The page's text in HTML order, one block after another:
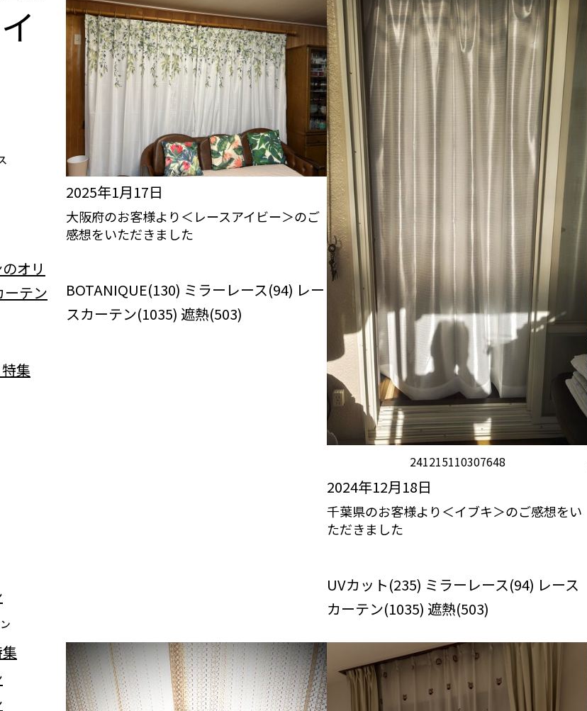
2025年1月17日
大阪府のお客様より＜レースアイビー＞のご
感想をいただきました
BOTANIQUE(130) ミラーレース(94) レー
スカーテン(1035) 遮熱(503)
241215110307648
2024年12月18日
千葉県のお客様より＜イブキ＞のご感想をい
ただきました
UVカット(235) ミラーレース(94) レース
カーテン(1035) 遮熱(503)